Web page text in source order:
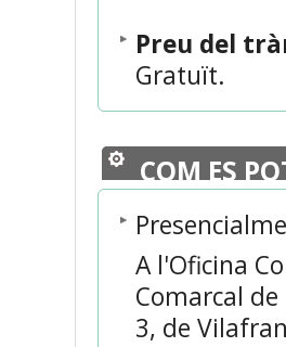
Preu del
Gratuït.
COM ES
A l'Oficina
Comarcal
3, de